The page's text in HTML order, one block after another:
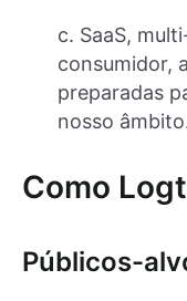
c. SaaS,
consumidor,
preparadas
nosso
Como
Públicos-